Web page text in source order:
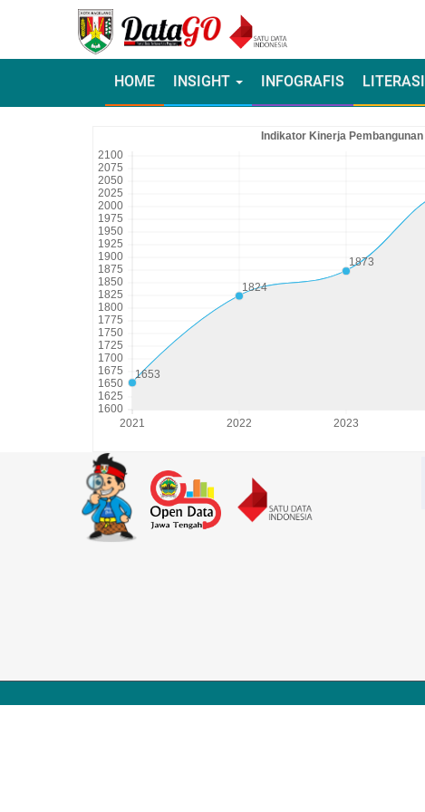
HOME INSIGHT INFOGRAFIS LITERASI